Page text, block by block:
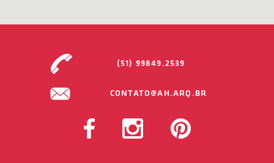
(51) 99849.2539
CONTATO@AH.ARQ.BR
FACEBOOK INSTAGRAM